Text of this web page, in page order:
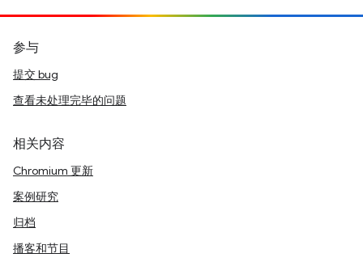
参与
提交 bug
查看未处理完毕的问题
相关内容
Chromium 更新
案例研究
归档
播客和节目